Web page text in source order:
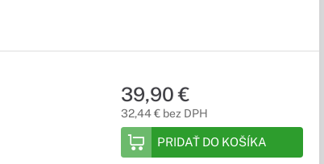
39,90 €
32,44 € bez DPH
PRIDAŤ DO KOŠÍKA